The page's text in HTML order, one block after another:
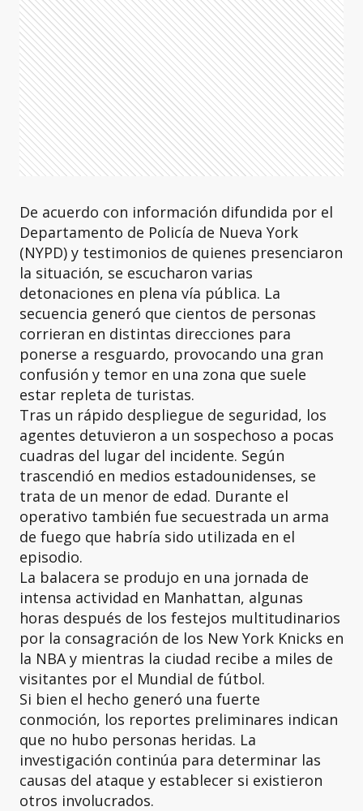
De acuerdo con información difundida por el
Departamento de Policía de Nueva York
(NYPD) y testimonios de quienes presenciaron
la situación, se escucharon varias
detonaciones en plena vía pública. La
secuencia generó que cientos de personas
corrieran en distintas direcciones para
ponerse a resguardo, provocando una gran
confusión y temor en una zona que suele
estar repleta de turistas.
Tras un rápido despliegue de seguridad, los
agentes detuvieron a un sospechoso a pocas
cuadras del lugar del incidente. Según
trascendió en medios estadounidenses, se
trata de un menor de edad. Durante el
operativo también fue secuestrada un arma
de fuego que habría sido utilizada en el
episodio.
La balacera se produjo en una jornada de
intensa actividad en Manhattan, algunas
horas después de los festejos multitudinarios
por la consagración de los New York Knicks en
la NBA y mientras la ciudad recibe a miles de
visitantes por el Mundial de fútbol.
Si bien el hecho generó una fuerte
conmoción, los reportes preliminares indican
que no hubo personas heridas. La
investigación continúa para determinar las
causas del ataque y establecer si existieron
otros involucrados.